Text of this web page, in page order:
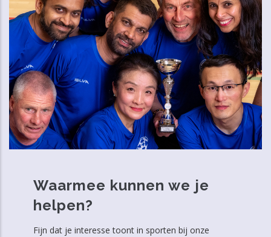
Waarmee kunnen we je
helpen?
Fijn dat je interesse toont in sporten bij onze